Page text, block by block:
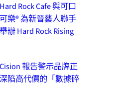
Hard Rock Cafe 與可口
可樂® 為新晉藝人聯手
舉辦 Hard Rock Rising
Cision 報告警示品牌正
深陷高代價的「數據碎